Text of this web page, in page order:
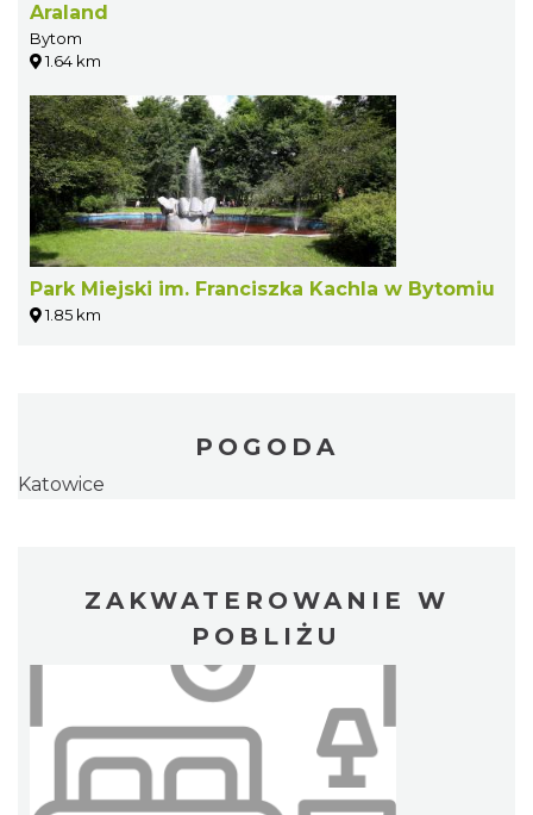
Araland
Bytom
1.64 km
Park Miejski im. Franciszka Kachla w Bytomiu
1.85 km
POGODA
Katowice
ZAKWATEROWANIE W
POBLIŻU